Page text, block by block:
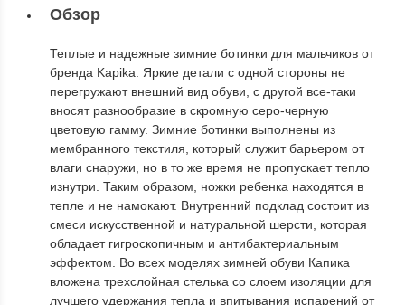
Обзор
Теплые и надежные зимние ботинки для мальчиков от
бренда Kapika. Яркие детали с одной стороны не
перегружают внешний вид обуви, с другой все-таки
вносят разнообразие в скромную серо-черную
цветовую гамму. Зимние ботинки выполнены из
мембранного текстиля, который служит барьером от
влаги снаружи, но в то же время не пропускает тепло
изнутри. Таким образом, ножки ребенка находятся в
тепле и не намокают. Внутренний подклад состоит из
смеси искусственной и натуральной шерсти, которая
обладает гигроскопичным и антибактериальным
эффектом. Во всех моделях зимней обуви Капика
вложена трехслойная стелька со слоем изоляции для
лучшего удержания тепла и впитывания испарений от